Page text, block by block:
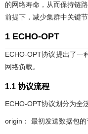
的网络寿命，从而保持链
前提下，减少集群中关键
1 ECHO‑OPT
ECHO‑OPT协议提出了
网络负载。
1.1 协议流程
ECHO‑OPT协议划分为
origin： 最初发送数据包的